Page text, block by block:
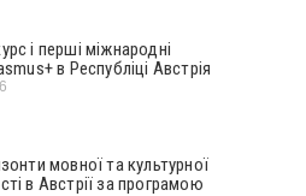
і перші міжнародні
в Республіці Австрія
мовної та культурної
в Австрії за програмою